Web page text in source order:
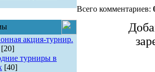
акция-турнир.
[20]
турниры в
[40]
Всего комментариев: